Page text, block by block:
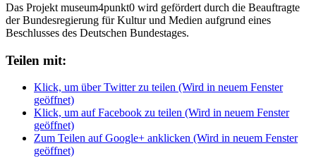
Das Projekt museum4punkt0 wird gefördert durch die Beauftragte
der Bundesregierung für Kultur und Medien aufgrund eines
Beschlusses des Deutschen Bundestages.
Teilen mit:
Klick, um über Twitter zu teilen (Wird in neuem Fenster
geöffnet)
Klick, um auf Facebook zu teilen (Wird in neuem Fenster
geöffnet)
Zum Teilen auf Google+ anklicken (Wird in neuem Fenster
geöffnet)